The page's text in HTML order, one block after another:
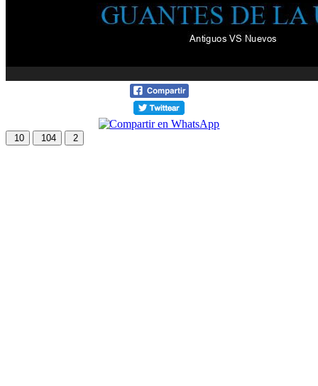
10 104 2